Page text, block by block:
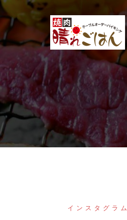
コ
ン
テ
ン
ス
キ
ッ
プ
インスタグラム